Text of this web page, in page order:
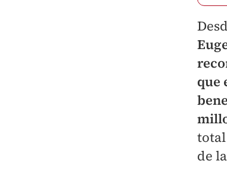
que
total
de